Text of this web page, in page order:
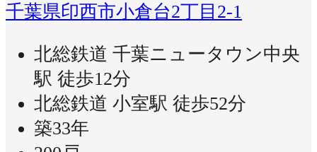
千葉県印西市小倉台2丁目2-1
北総鉄道 千葉ニュータウン中央
駅 徒歩12分
北総鉄道 小室駅 徒歩52分
築33年